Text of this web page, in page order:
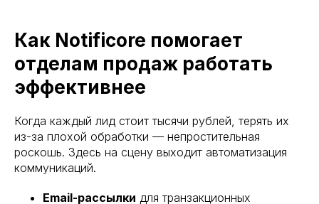
Как Notificore помогает
отделам продаж работать
эффективнее
Когда каждый лид стоит тысячи рублей, терять их
из-за плохой обработки — непростительная
роскошь. Здесь на сцену выходит автоматизация
коммуникаций.
Email-рассылки для транзакционных